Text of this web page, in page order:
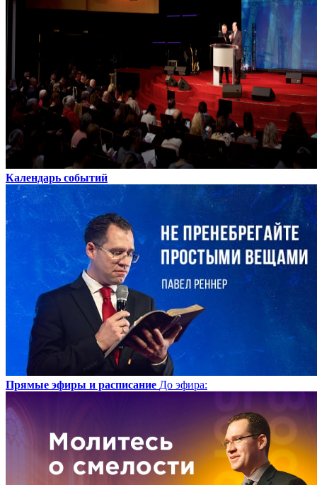
Календарь событий
Прямые эфиры и расписание До эфира: